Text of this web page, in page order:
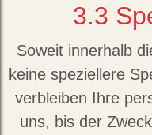
3.3
Soweit innerhalb
keine speziellere
verbleiben Ihre
uns, bis der